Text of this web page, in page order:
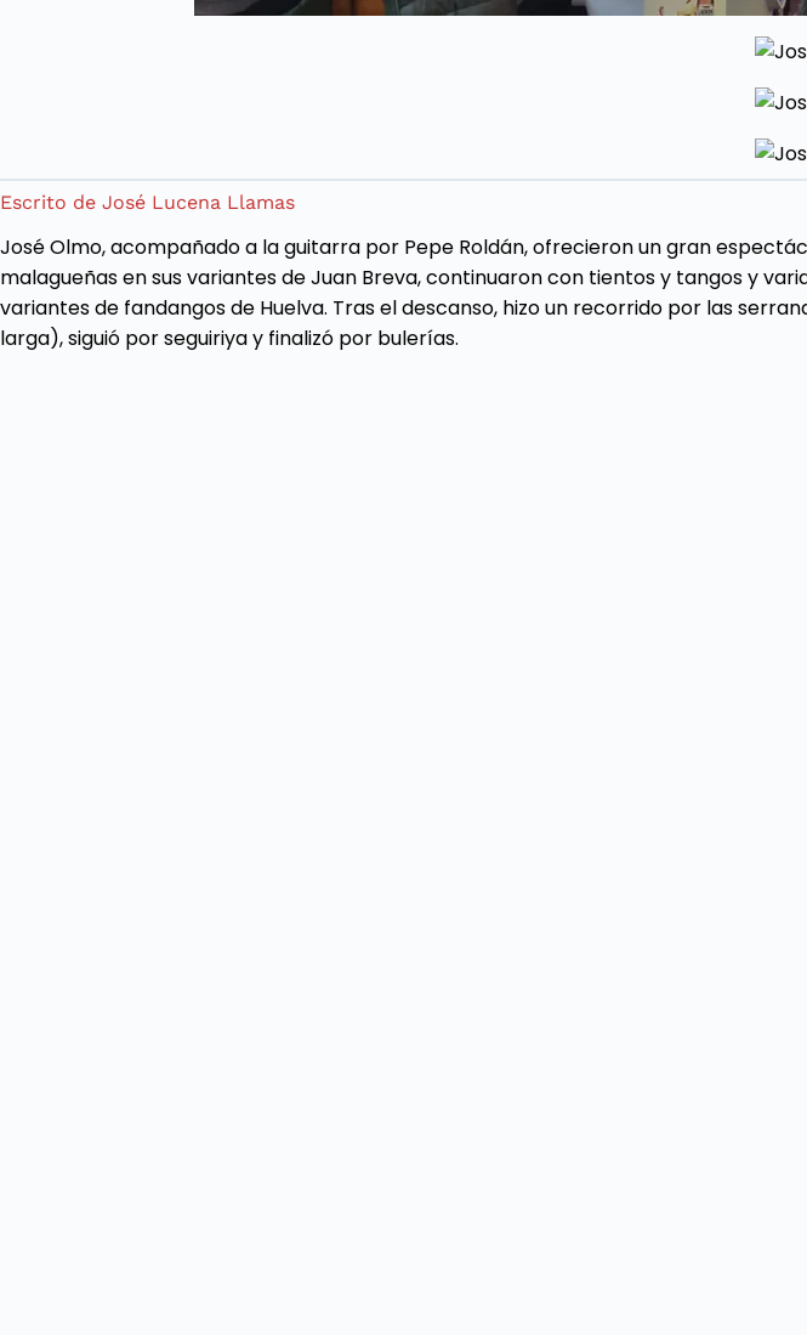
Escrito de José Lucena Llamas
José Olmo, acompañado a la guitarra por Pepe Roldán, ofrecieron un gran
malagueñas en sus variantes de Juan Breva, continuaron con tientos y tangos y
variantes de fandangos de Huelva. Tras el descanso, hizo un recorrido por las
larga), siguió por seguiriya y finalizó por bulerías.